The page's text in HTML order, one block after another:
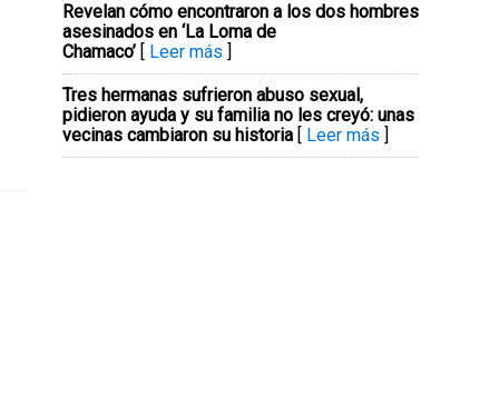
Revelan cómo encontraron a los dos hombres
asesinados en ‘La Loma de
Chamaco’ [ Leer más ]
Tres hermanas sufrieron abuso sexual,
pidieron ayuda y su familia no les creyó: unas
vecinas cambiaron su historia [ Leer más ]